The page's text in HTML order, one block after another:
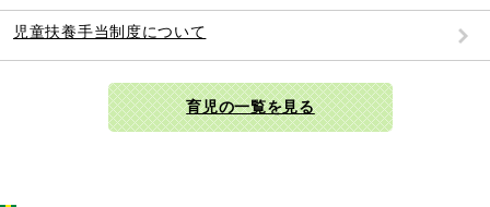
児童扶養手当制度について
育児の一覧を見る